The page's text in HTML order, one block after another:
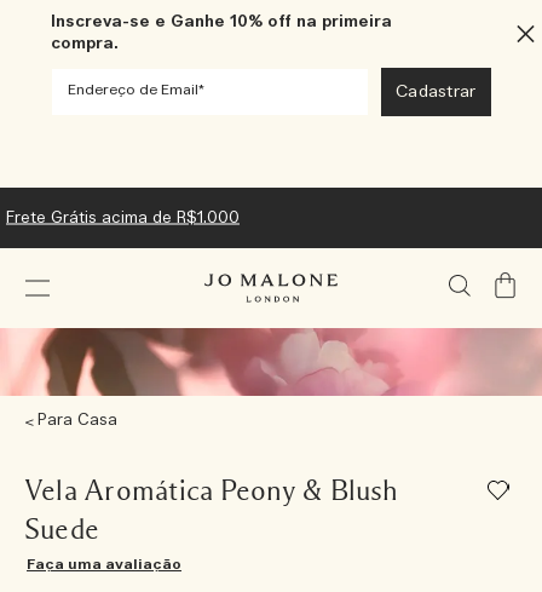
Inscreva-se e Ganhe 10% off na primeira
compra.
Frete Grátis acima de R$1.000
Meu
Para Casa
Vela Aromática Peony & Blush
Suede
Faça uma avaliação